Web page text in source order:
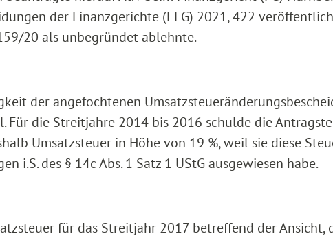
der Finanzgerichte (EFG) 2021, 422
20 als unbegründet ablehnte.
der angefochtenen
Für die Streitjahre 2014 bis 2016 schulde die
Umsatzsteuer in Höhe von 19 %, weil sie diese
i.S. des § 14c Abs. 1 Satz 1 UStG ausgewiesen habe.
für das Streitjahr 2017 betreffend der Ansicht,